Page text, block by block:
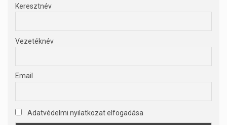
Keresztnév
Vezetéknév
Email
Adatvédelmi nyilatkozat elfogadása